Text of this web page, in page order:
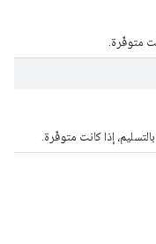
متوفّرة.
إذا كانت متوفّرة.